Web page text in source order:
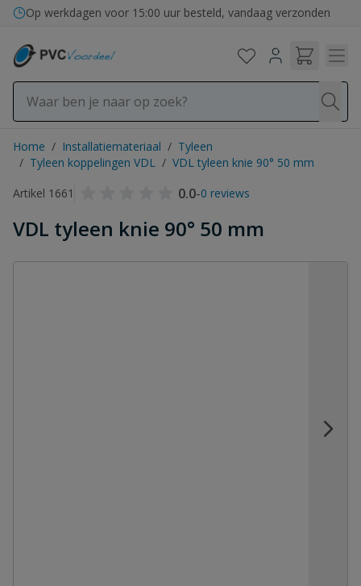
Ga naar de inhoud
Op werkdagen voor 15:00 uur besteld, vandaag verzonden
Home / Installatiemateriaal / Tyleen
/ Tyleen koppelingen VDL / VDL tyleen knie 90° 50 mm
Artikel 1661
0.0-0 reviews
VDL tyleen knie 90° 50 mm